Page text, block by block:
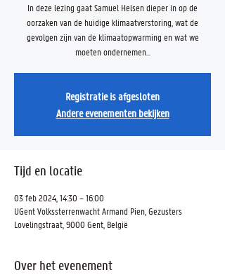
In deze lezing gaat Samuel Helsen dieper in op de
oorzaken van de huidige klimaatverstoring, wat de
gevolgen zijn van de klimaatopwarming en wat we
moeten ondernemen...
Registratie is afgesloten
Andere evenementen bekijken
Tijd en locatie
03 feb 2024, 14:30 – 16:00
UGent Volkssterrenwacht Armand Pien, Gezusters
Lovelingstraat, 9000 Gent, België
Over het evenement